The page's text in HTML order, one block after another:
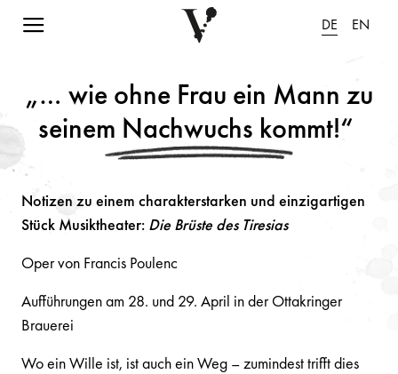
Navigation einblenden DE EN
„… wie ohne Frau ein Mann zu
seinem Nachwuchs kommt!“
Notizen zu einem charakterstarken und einzigartigen
Stück Musiktheater: Die Brüste des Tiresias
Oper von Francis Poulenc
Aufführungen am 28. und 29. April in der Ottakringer
Brauerei
Wo ein Wille ist, ist auch ein Weg – zumindest trifft dies